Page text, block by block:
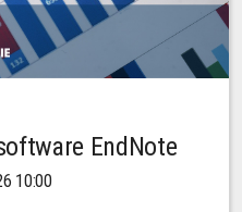
EndNote
10:00